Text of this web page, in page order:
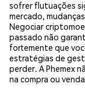
sofrer flutuações
mercado,
Negociar
passado não
fortemente que
estratégias de
perder. A Phemex
na compra ou